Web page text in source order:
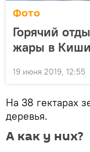
Фото
Горячий
жары в
19 июня 2019, 12:55
На 38 гектарах
деревья.
А как у них?